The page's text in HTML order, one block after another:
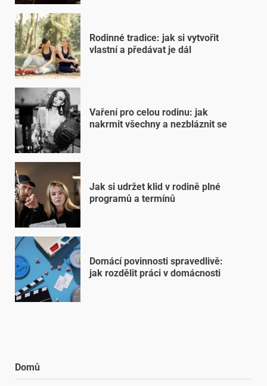
Rodinné tradice: jak si vytvořit
vlastní a předávat je dál
Vaření pro celou rodinu: jak
nakrmit všechny a nezbláznit se
Jak si udržet klid v rodině plné
programů a termínů
Domácí povinnosti spravedlivě:
jak rozdělit práci v domácnosti
Domů